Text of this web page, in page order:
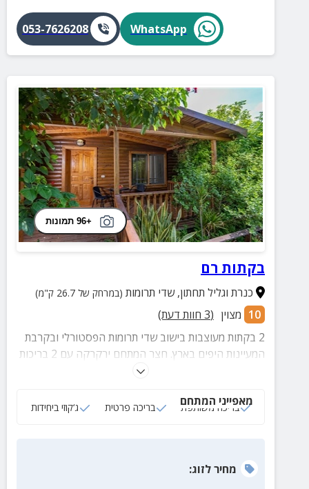
WhatsApp
053-7626208
+96 תמונות
בקתות רם
כנרת וגליל תחתון,שדי תרומות (במרחק של 26.7 ק"מ)
10 מצוין (
3 חוות דעת)
2 בקתות מעוצבות בישוב שדי תרומות הפסטורלי ובקרבת
המעיינות היפים בארץ. חצר המתחם ירקרקה עם 2 בריכות
מרעננות ובכל בקתה תמצאו ג'קוזי זרמים מפנק ואבזור
מאפייני המתחם
בריכה משותפת בריכה פרטית ג‘קוזי ביחידות
מחירלזוג: